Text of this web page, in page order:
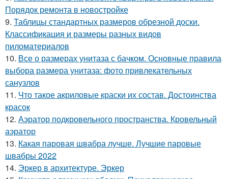
Порядок ремонта в новостройке
9. Таблицы стандартных размеров обрезной доски.
Классификация и размеры разных видов
пиломатериалов
10. Все о размерах унитаза с бачком. Основные правила
выбора размера унитаза: фото привлекательных
санузлов
11. Что такое акриловые краски их состав. Достоинства
красок
12. Аэратор подкровельного пространства. Кровельный
аэратор
13. Какая паровая швабра лучше. Лучшие паровые
швабры 2022
14. Эркер в архитектуре. Эркер